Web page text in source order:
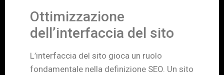
Ottimizzazione
dell’interfaccia del sito
L’interfaccia del sito gioca un ruolo
fondamentale nella definizione SEO. Un sito